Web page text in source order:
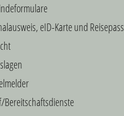
eID-Karte und Reisepass
Bereitschaftsdienste